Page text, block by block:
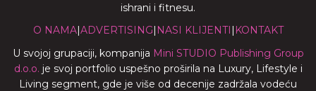
ishrani i fitnesu.
O NAMA|ADVERTISING| NASI KLIJENTI | KONTAKT
U svojoj grupaciji, kompanija Mini STUDIO Publishing Group
d.o.o. je svoj portfolio uspešno proširila na Luxury, Lifestyle i
Living segment, gde je više od decenije zadržala vodeću